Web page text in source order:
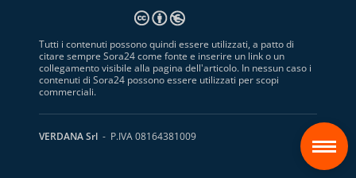
Tutti i contenuti possono quindi essere utilizzati, a patto di
citare sempre Sora24 come fonte e inserire un link o un
collegamento visibile alla pagina dell'articolo. In nessun caso i
contenuti di Sora24 possono essere utilizzati per scopi
commerciali.
VERDANA Srl - P.IVA 08164381009